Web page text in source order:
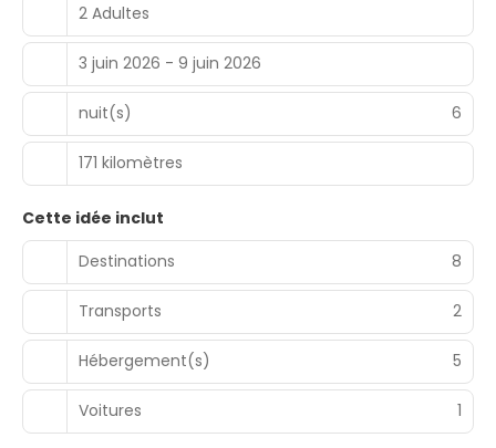
2 Adultes
3 juin 2026 - 9 juin 2026
nuit(s) 6
171 kilomètres
Cette idée inclut
Destinations
8
Transports 2
Hébergement(s) 5
Voitures 1